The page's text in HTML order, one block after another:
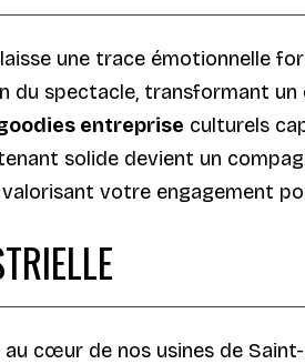
une trace émotionnelle
spectacle, transformant
entreprise culturels
solide devient un
votre engagement
cœur de nos usines de